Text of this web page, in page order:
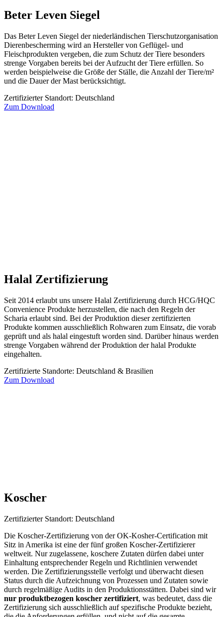
Beter Leven Siegel
Das Beter Leven Siegel der niederländischen Tierschutzorganisation
Dierenbescherming wird an Hersteller von Geflügel- und
Fleischprodukten vergeben, die zum Schutz der Tiere besonders
strenge Vorgaben bereits bei der Aufzucht der Tiere erfüllen. So
werden beispielweise die Größe der Ställe, die Anzahl der Tiere/m²
und die Dauer der Mast berücksichtigt.
Zertifizierter Standort: Deutschland
Zum Download
Halal Zertifizierung
Seit 2014 erlaubt uns unsere Halal Zertifizierung durch HCG/HQC
Convenience Produkte herzustellen, die nach den Regeln der
Scharia erlaubt sind. Bei der Produktion dieser zertifizierten
Produkte kommen ausschließlich Rohwaren zum Einsatz, die vorab
geprüft und als halal eingestuft worden sind. Darüber hinaus werden
strenge Vorgaben während der Produktion der halal Produkte
eingehalten.
Zertifizierte Standorte: Deutschland & Brasilien
Zum Download
Koscher
Zertifizierter Standort: Deutschland
Die Koscher-Zertifizierung von der OK-Kosher-Certification mit
Sitz in Amerika ist eine der fünf großen Koscher-Zertifizierer
weltweit. Nur zugelassene, koschere Zutaten dürfen dabei unter
Einhaltung entsprechender Regeln und Richtlinien verwendet
werden. Die Zertifizierungsstelle verfolgt und überwacht diesen
Status durch die Aufzeichnung von Prozessen und Zutaten sowie
durch regelmäßige Audits in den Produktionsstätten. Dabei sind wir
nur produktbezogen koscher zertifiziert, was bedeutet, dass die
Zertifizierung sich ausschließlich auf spezifische Produkte bezieht,